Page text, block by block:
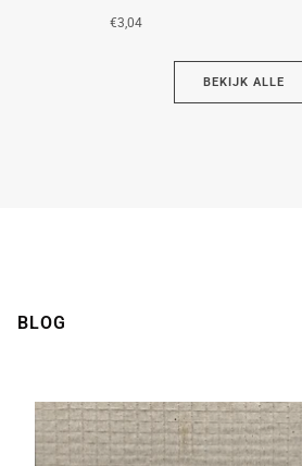
€3,04
BEKIJK ALLE
BLOG